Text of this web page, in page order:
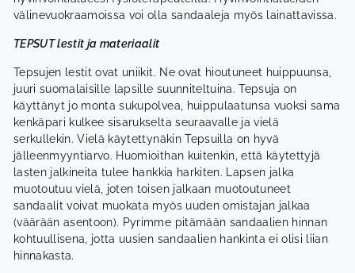
välinevuokraamoissa voi olla sandaaleja myös lainattavissa.
TEPSUT lestit ja materiaalit
Tepsujen lestit ovat uniikit. Ne ovat hioutuneet huippuunsa,
juuri suomalaisille lapsille suunniteltuina. Tepsuja on
käyttänyt jo monta sukupolvea, huippulaatunsa vuoksi sama
kenkäpari kulkee sisarukselta seuraavalle ja vielä
serkullekin. Vielä käytettynäkin Tepsuilla on hyvä
jälleenmyyntiarvo. Huomioithan kuitenkin, että käytettyjä
lasten jalkineita tulee hankkia harkiten. Lapsen jalka
muotoutuu vielä, joten toisen jalkaan muotoutuneet
sandaalit voivat muokata myös uuden omistajan jalkaa
(väärään asentoon). Pyrimme pitämään sandaalien hinnan
kohtuullisena, jotta uusien sandaalien hankinta ei olisi liian
hinnakasta.